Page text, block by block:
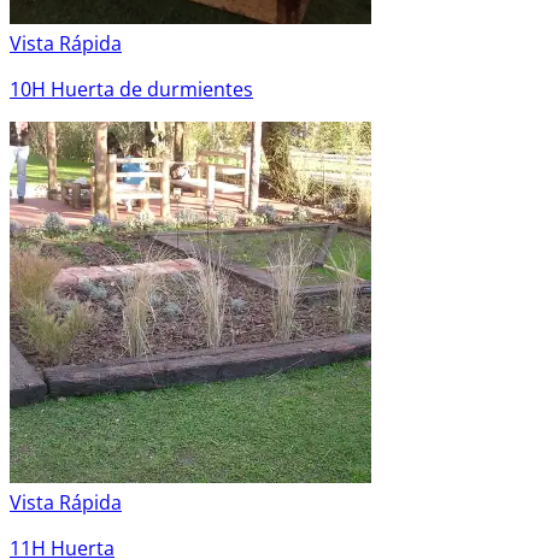
Vista Rápida
10H Huerta de durmientes
Vista Rápida
11H Huerta